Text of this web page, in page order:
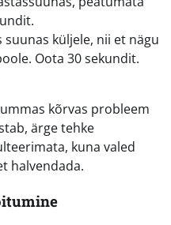
suunas küljele, nii et nägu
Oota 30 sekundit.
kõrvas probleem
ärge tehke
kuna valed
halvendada.